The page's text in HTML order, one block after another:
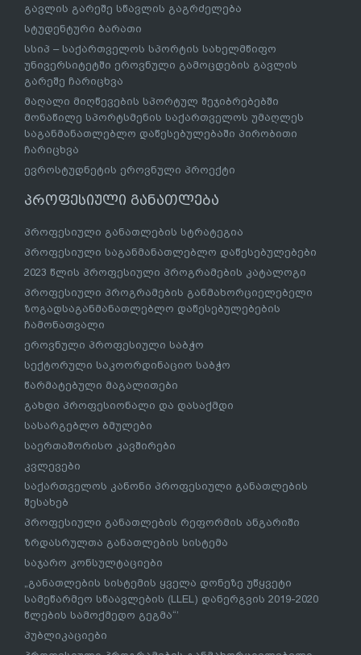
გავლის გარეშე სწავლის გაგრძელება
სტუდენტური ბარათი
სსიპ – საქართველოს სპორტის სახელმწიფო
უნივერსიტეტში ეროვნული გამოცდების გავლის
გარეშე ჩარიცხვა
მაღალი მიღწევების სპორტულ შეჯიბრებებში
მონაწილე სპორტსმენის საქართველოს უმაღლეს
საგანმანათლებლო დაწესებულებაში პირობითი
ჩარიცხვა
ევროსტუდნეტის ეროვნული პროექტი
პროფესიული განათლება
პროფესიული განათლების სტრატეგია
პროფესიული საგანმანათლებლო დაწესებულებები
2023 წლის პროფესიული პროგრამების კატალოგი
პროფესიული პროგრამების განმახორციელებელი
ზოგადსაგანმანათლებლო დაწესებულებების
ჩამონათვალი
ეროვნული პროფესიული საბჭო
სექტორული საკოორდინაციო საბჭო
წარმატებული მაგალითები
გახდი პროფესიონალი და დასაქმდი
სასარგებლო ბმულები
საერთაშორისო კავშირები
კვლევები
საქართველოს კანონი პროფესიული განათლების
შესახებ
პროფესიული განათლების რეფორმის ანგარიში
ზრდასრულთა განათლების სისტემა
საჯარო კონსულტაციები
„განათლების სისტემის ყველა დონეზე უწყვეტი
სამეწარმეო სწაავლების (LLEL) დანერგვის 2019-2020
წლების სამოქმედო გეგმა“’
პუბლიკაციები